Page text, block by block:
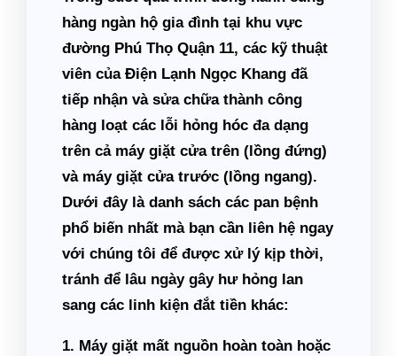
hàng ngàn hộ gia đình tại khu vực
đường Phú Thọ Quận 11, các kỹ thuật
viên của Điện Lạnh Ngọc Khang đã
tiếp nhận và sửa chữa thành công
hàng loạt các lỗi hỏng hóc đa dạng
trên cả máy giặt cửa trên (lồng đứng)
và máy giặt cửa trước (lồng ngang).
Dưới đây là danh sách các pan bệnh
phổ biến nhất mà bạn cần liên hệ ngay
với chúng tôi để được xử lý kịp thời,
tránh để lâu ngày gây hư hỏng lan
sang các linh kiện đắt tiền khác:
1. Máy giặt mất nguồn hoàn toàn hoặc